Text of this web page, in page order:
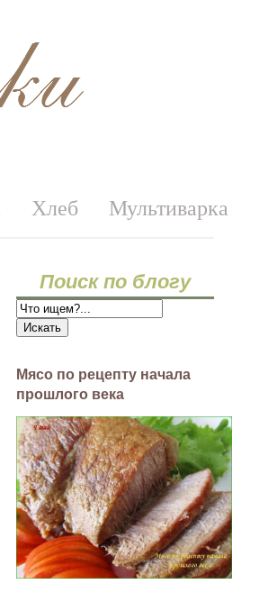
Хлеб Мультиварка
Поиск по блогу
Мясо по рецепту начала
прошлого века